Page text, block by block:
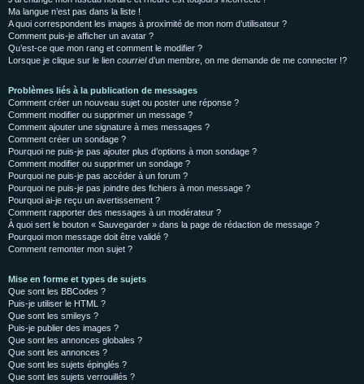
Ma langue n’est pas dans la liste !
A quoi correspondent les images à proximité de mon nom d’utilisateur ?
Comment puis-je afficher un avatar ?
Qu’est-ce que mon rang et comment le modifier ?
Lorsque je clique sur le lien courrield’un membre, on me demande de me connecter !?
Problèmes liés à la publication de messages
Comment créer un nouveau sujet ou poster une réponse ?
Comment modifier ou supprimer un message ?
Comment ajouter une signature à mes messages ?
Comment créer un sondage ?
Pourquoi ne puis-je pas ajouter plus d’options à mon sondage ?
Comment modifier ou supprimer un sondage ?
Pourquoi ne puis-je pas accéder à un forum ?
Pourquoi ne puis-je pas joindre des fichiers à mon message ?
Pourquoi ai-je reçu un avertissement ?
Comment rapporter des messages à un modérateur ?
À quoi sert le bouton « Sauvegarder » dans la page de rédaction de message ?
Pourquoi mon message doit être validé ?
Comment remonter mon sujet ?
Mise en forme et types de sujets
Que sont les BBCodes ?
Puis-je utiliser le HTML ?
Que sont les smileys ?
Puis-je publier des images ?
Que sont les annonces globales ?
Que sont les annonces ?
Que sont les sujets épinglés ?
Que sont les sujets verrouillés ?